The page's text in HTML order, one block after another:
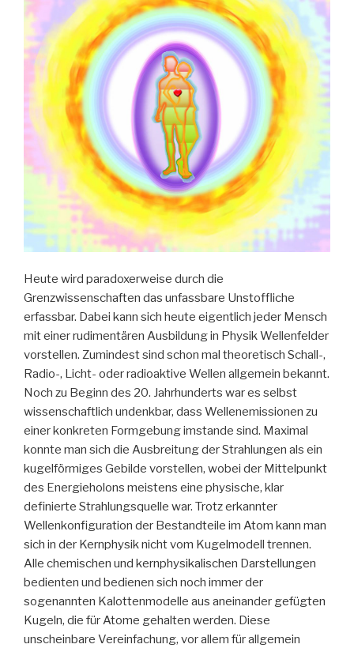
Heute wird paradoxerweise durch die
Grenzwissenschaften das unfassbare Unstoffliche
erfassbar. Dabei kann sich heute eigentlich jeder Mensch
mit einer rudimentären Ausbildung in Physik Wellenfelder
vorstellen. Zumindest sind schon mal theoretisch Schall-,
Radio-, Licht- oder radioaktive Wellen allgemein bekannt.
Noch zu Beginn des 20. Jahrhunderts war es selbst
wissenschaftlich undenkbar, dass Wellenemissionen zu
einer konkreten Formgebung imstande sind. Maximal
konnte man sich die Ausbreitung der Strahlungen als ein
kugelförmiges Gebilde vorstellen, wobei der Mittelpunkt
des Energieholons meistens eine physische, klar
definierte Strahlungsquelle war. Trotz erkannter
Wellenkonfiguration der Bestandteile im Atom kann man
sich in der Kernphysik nicht vom Kugelmodell trennen.
Alle chemischen und kernphysikalischen Darstellungen
bedienten und bedienen sich noch immer der
sogenannten Kalottenmodelle aus aneinander gefügten
Kugeln, die für Atome gehalten werden. Diese
unscheinbare Vereinfachung, vor allem für allgemein